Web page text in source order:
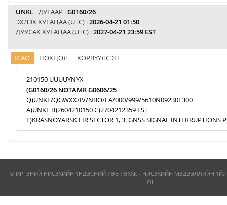
UNKL ДУГААР :G0160/26
ЭХЛЭХ ХУГАЦАА (UTC) :2026-04-21 01:50
ДУУСАХ ХУГАЦАА (UTC) :2027-04-21 23:59 EST
ICAO НӨХЦӨЛ ХӨРВҮҮЛСЭН
210150 UUUUYNYX
(G0160/26 NOTAMR G0606/25
Q)UNKL/QGWXX/IV/NBO/EA/000/999/5610N09230E300
A)UNKL B)2604210150 C)2704212359 EST
E)KRASNOYARSK FIR SECTOR 1, 3: GNSS SIGNAL INTERRUPTIONS
© ИРГЭНИЙ НИСЭХИЙН ҮНДЭСНИЙ ТӨВ ТӨХХК - НИСЭХИЙН МЭДЭЭЛЛИЙН
ОН